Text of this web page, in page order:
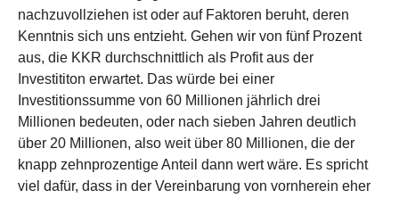
nachzuvollziehen ist oder auf Faktoren beruht, deren
Kenntnis sich uns entzieht. Gehen wir von fünf Prozent
aus, die KKR durchschnittlich als Profit aus der
Investititon erwartet. Das würde bei einer
Investitionssumme von 60 Millionen jährlich drei
Millionen bedeuten, oder nach sieben Jahren deutlich
über 20 Millionen, also weit über 80 Millionen, die der
knapp zehnprozentige Anteil dann wert wäre. Es spricht
viel dafür, dass in der Vereinbarung von vornherein eher